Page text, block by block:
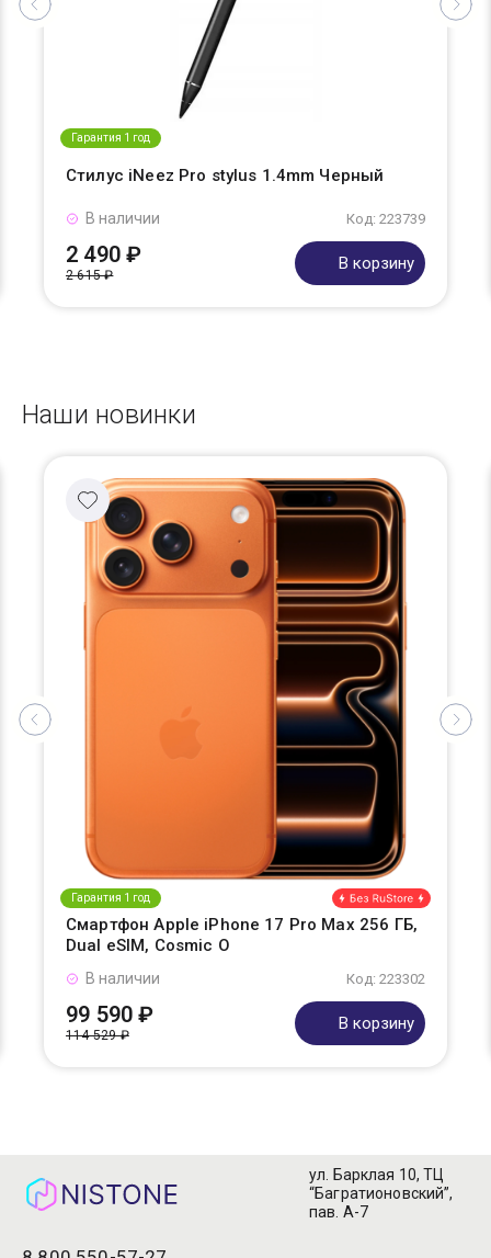
Гарантия 1 год
Стилус iNeez Pro stylus 1.4mm Черный
Код: 223739
В наличии
2 490 ₽
2 615 ₽
В корзину
Наши новинки
Гарантия 1 год
Смартфон Apple iPhone 17 Pro Max 256 ГБ,
Dual eSIM, Cosmic O
Код: 223302
В наличии
99 590 ₽
114 529 ₽
В корзину
ул. Барклая 10, ТЦ
“Багратионовский”,
пав. А-7